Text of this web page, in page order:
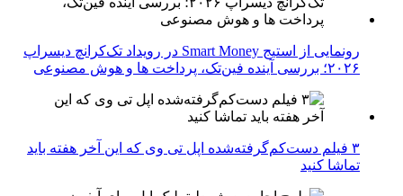
رونمایی از استیج Smart Money در رویداد تک‌کرانچ دیسراپ
۲۰۲۶؛ بررسی آینده فین‌تک، پرداخت‌ ها و هوش مصنوعی
۳ فیلم دست‌کم‌گرفته‌شده اپل تی وی که این آخر هفته باید
تماشا کنید